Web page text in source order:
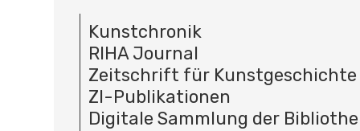
Kunstchronik
RIHA Journal
Zeitschrift für Kunstgeschichte
ZI-Publikationen
Digitale Sammlung der